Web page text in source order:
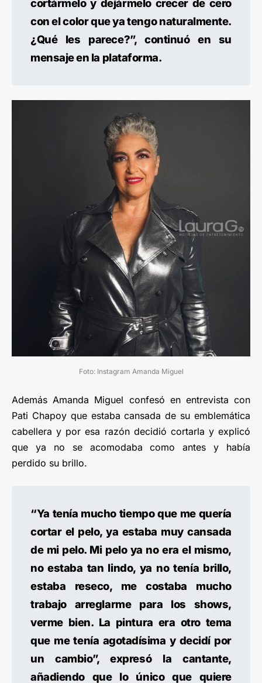
cortármelo y dejármelo crecer de cero
con el color que ya tengo naturalmente.
¿Qué les parece?”, continuó en su
mensaje en la plataforma.
Foto: Instagram Amanda Miguel
Además Amanda Miguel confesó en entrevista con
Pati Chapoy que estaba cansada de su emblemática
cabellera y por esa razón decidió cortarla y explicó
que ya no se acomodaba como antes y había
perdido su brillo.
“Ya tenía mucho tiempo que me quería
cortar el pelo, ya estaba muy cansada
de mi pelo. Mi pelo ya no era el mismo,
no estaba tan lindo, ya no tenía brillo,
estaba reseco, me costaba mucho
trabajo arreglarme para los shows,
verme bien. La pintura era otro tema
que me tenía agotadísima y decidí por
un cambio”, expresó la cantante,
añadiendo que lo único que quiere